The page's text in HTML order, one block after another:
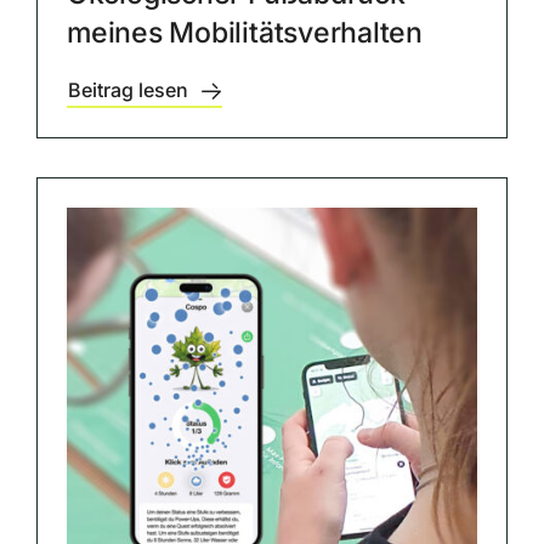
meines Mobilitätsverhalten
Beitrag lesen